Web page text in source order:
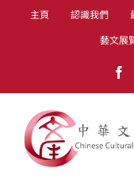
主頁 認識我們
藝文展